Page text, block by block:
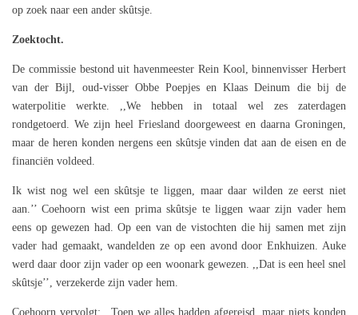
op zoek naar een ander skûtsje.
Zoektocht.
De commissie bestond uit havenmeester Rein Kool, binnenvisser Herbert
van der Bijl, oud-visser Obbe Poepjes en Klaas Deinum die bij de
waterpolitie werkte. ,,We hebben in totaal wel zes zaterdagen
rondgetoerd. We zijn heel Friesland doorgeweest en daarna Groningen,
maar de heren konden nergens een skûtsje vinden dat aan de eisen en de
financiën voldeed.
Ik wist nog wel een skûtsje te liggen, maar daar wilden ze eerst niet
aan.’’ Coehoorn wist een prima skûtsje te liggen waar zijn vader hem
eens op gewezen had. Op een van de vistochten die hij samen met zijn
vader had gemaakt, wandelden ze op een avond door Enkhuizen. Auke
werd daar door zijn vader op een woonark gewezen. ,,Dat is een heel snel
skûtsje’’, verzekerde zijn vader hem.
Coehoorn vervolgt: ,,Toen we alles hadden afgereisd, maar niets konden